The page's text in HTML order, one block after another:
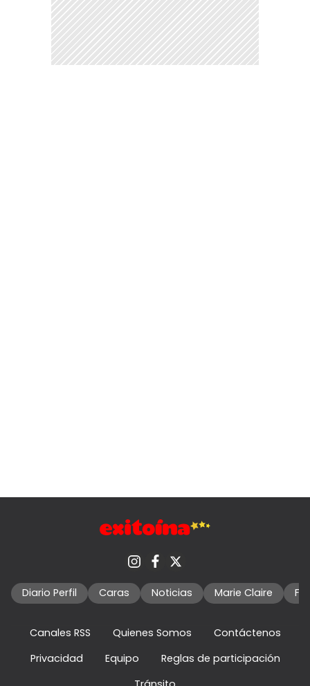
Diario Perfil Caras Noticias Marie Claire
Canales RSS Quienes Somos
Contáctenos
Privacidad
Equipo
Reglas de participación